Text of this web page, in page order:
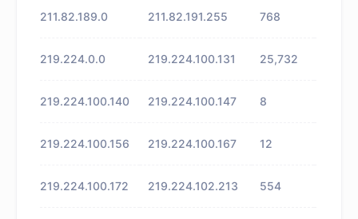
211.82.189.0 211.82.191.255 768
219.224.0.0 219.224.100.131 25,732
219.224.100.140 219.224.100.147 8
219.224.100.156 219.224.100.167 12
219.224.100.172 219.224.102.213 554